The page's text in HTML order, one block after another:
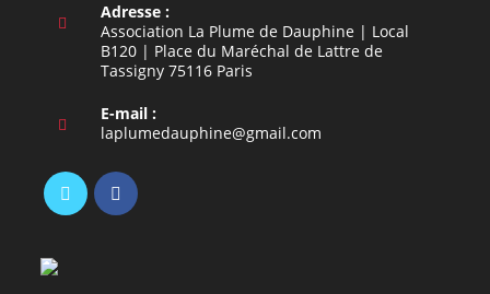
Adresse :
Association La Plume de Dauphine | Local
B120 | Place du Maréchal de Lattre de
Tassigny 75116 Paris
E-mail :
laplumedauphine@gmail.com
dans
un